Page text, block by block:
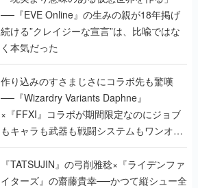
作り込みのすさまじさにコラボ先も驚嘆
──『Wizardry Variants Daphne』
×『FFXI』コラボが期間限定なのにジョブ
もキャラも武器も戦闘システムもワンオフ
で作り込まれた理由を両ディレクターに聞
く
『TATSUJIN』の弓削雅稔×『ライデンファ
イターズ』の齋藤貴幸──かつて縦シュー全
盛期を支えていた2人が、30年後に同じ会
社で机を並べる理由とは。新作
『TATSUJIN EXTREME』で初タッグを組